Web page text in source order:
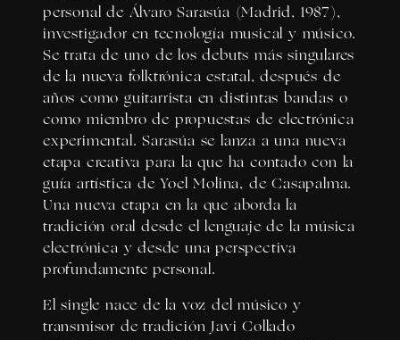
personal de Álvaro Sarasúa (Madrid, 1987),
investigador en tecnología musical y músico.
Se trata de uno de los debuts más singulares
de la nueva folktrónica estatal, después de
años como guitarrista en distintas bandas o
como miembro de propuestas de electrónica
experimental. Sarasúa se lanza a una nueva
etapa creativa para la que ha contado con la
guía artística de Yoel Molina, de Casapalma.
Una nueva etapa en la que aborda la
tradición oral desde el lenguaje de la música
electrónica y desde una perspectiva
profundamente personal.
El single nace de la voz del músico y
transmisor de tradición Javi Collado